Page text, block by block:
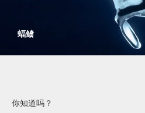
蝠鲼
你知道吗？